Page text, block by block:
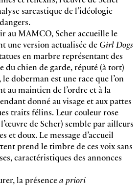
sarcastique de l’idéologie
au MAMCO, Scher accueille le
une version actualisée de Girl Dogs
en marbre représentant des
du chien de garde, réputé (à tort)
doberman est une race que l’on
au maintien de l’ordre et à la
donné au visage et aux pattes
traits félins. Leur couleur rose
de Scher) semble par ailleurs
et doux. Le message d’accueil
prend le timbre de ces voix sans
caractéristiques des annonces
la présencea priori